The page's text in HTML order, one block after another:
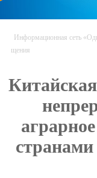
Информационная сеть
щения